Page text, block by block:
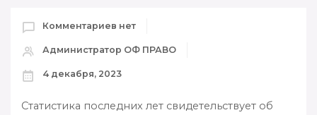
Комментариев нет
Администратор ОФ ПРАВО
4 декабря, 2023
Статистика последних лет свидетельствует об